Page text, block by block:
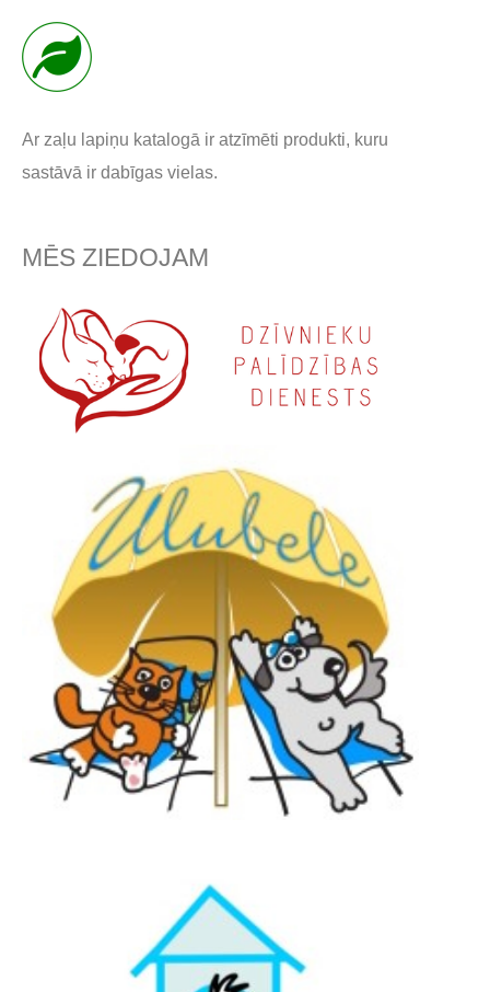
Ar zaļu lapiņu katalogā ir atzīmēti produkti, kuru
sastāvā ir dabīgas vielas.
MĒS ZIEDOJAM